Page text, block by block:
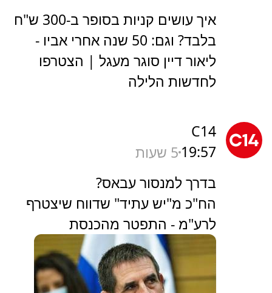
איך עושים קניות בסופר ב-300 ש"ח
בלבד? וגם: 50 שנה אחרי אביו -
ליאור דיין סוגר מעגל | הצטרפו
לחדשות הלילה
C14
19:57 5 שעות
בדרך למנסור עבאס?
הח"כ מ"יש עתיד" שדווח שיצטרף
לרע"מ - התפטר מהכנסת